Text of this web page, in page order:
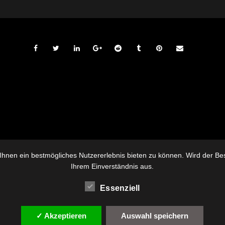
ein bestmögliches Nutzererlebnis bieten zu können. Wird der
Ihrem Einverständnis aus.
Essenziell
✓ Akzeptieren Auswahl speichern